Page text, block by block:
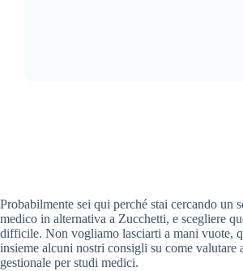
Probabilmente sei qui perché stai cercando un
medico in alternativa a Zucchetti, e scegliere
difficile. Non vogliamo lasciarti a mani vuote,
insieme alcuni nostri consigli su come valutare
gestionale per studi medici.